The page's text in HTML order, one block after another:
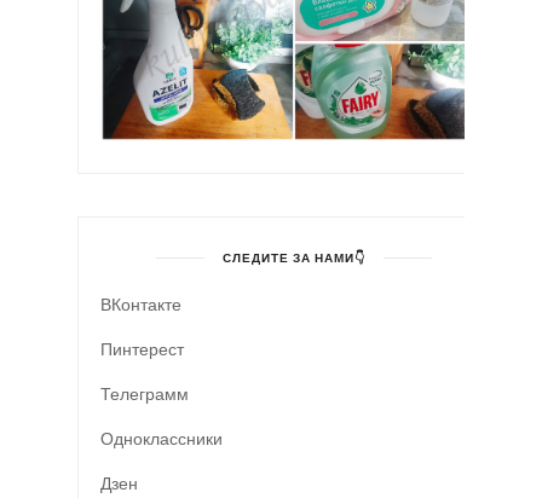
СЛЕДИТЕ ЗА НАМИ👇
ВКонтакте
Пинтерест
Телеграмм
Одноклассники
Дзен